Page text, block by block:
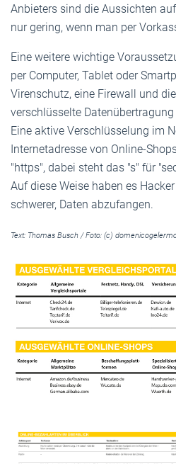
Anbieters sind die Aussichten
nur gering, wenn man per
Eine weitere wichtige
per Computer, Tablet oder
Virenschutz, eine Firewall und
verschlüsselte
Eine aktive Verschlüsselung im
Internetadresse von Online-
"https", dabei steht das "s" für
Auf diese Weise haben es
schwerer, Daten abzufangen.
Text: Thomas Busch / Foto: (c)